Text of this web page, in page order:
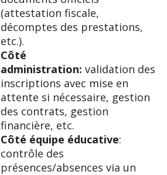
(attestation fiscale,
décomptes des prestations,
etc.).
Côté
administration: validation des
inscriptions avec mise en
attente si nécessaire, gestion
des contrats, gestion
financière, etc.
Côté équipe éducative:
contrôle des
présences/absences via un